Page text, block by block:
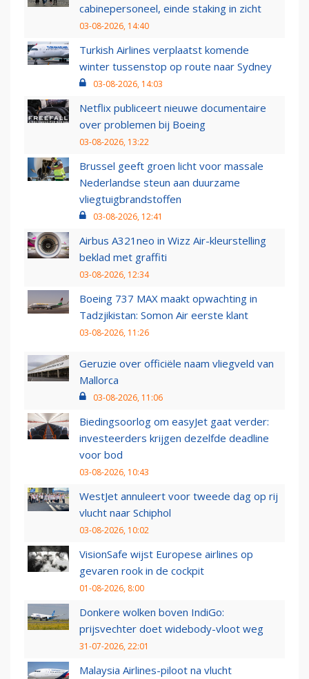
cabinepersoneel, einde staking in zicht
03-08-2026, 14:40
Turkish Airlines verplaatst komende
winter tussenstop op route naar Sydney
03-08-2026, 14:03
Netflix publiceert nieuwe documentaire
over problemen bij Boeing
03-08-2026, 13:22
Brussel geeft groen licht voor massale
Nederlandse steun aan duurzame
vliegtuigbrandstoffen
03-08-2026, 12:41
Airbus A321neo in Wizz Air-kleurstelling
beklad met graffiti
03-08-2026, 12:34
Boeing 737 MAX maakt opwachting in
Tadzjikistan: Somon Air eerste klant
03-08-2026, 11:26
Geruzie over officiële naam vliegveld van
Mallorca
03-08-2026, 11:06
Biedingsoorlog om easyJet gaat verder:
investeerders krijgen dezelfde deadline
voor bod
03-08-2026, 10:43
WestJet annuleert voor tweede dag op rij
vlucht naar Schiphol
03-08-2026, 10:02
VisionSafe wijst Europese airlines op
gevaren rook in de cockpit
01-08-2026, 8:00
Donkere wolken boven IndiGo:
prijsvechter doet widebody-vloot weg
31-07-2026, 22:01
Malaysia Airlines-piloot na vlucht